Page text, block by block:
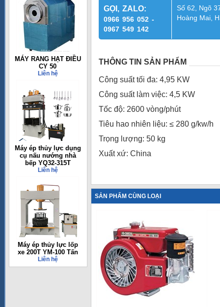
MÁY RANG HẠT ĐIỀU
CY 50
Liên hệ
Máy ép thủy lực dụng
cụ nấu nướng nhà
bếp YQ32-315T
Liên hệ
Máy ép thủy lực lốp
xe 200T YM-100 Tấn
Liên hệ
GỌI, ZALO:
0966 956 052 -
0967 549 142
Số 62, Ngõ
Hoàng Mai,
THÔNG TIN SẢN PHẨM
Công suất tối đa: 4,95 KW
Công suất làm việc: 4,5 KW
Tốc độ: 2600 vòng/phút
Tiêu hao nhiên liệu: ≤ 280 g/kw/h
Trọng lượng: 50 kg
Xuất xứ: China
SẢN PHẨM CÙNG LOẠI